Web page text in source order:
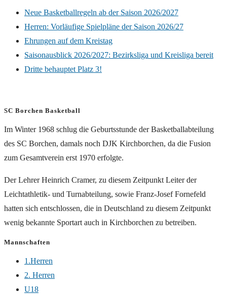
Neue Basketballregeln ab der Saison 2026/2027
Herren: Vorläufige Spielpläne der Saison 2026/27
Ehrungen auf dem Kreistag
Saisonausblick 2026/2027: Bezirksliga und Kreisliga bereit
Dritte behauptet Platz 3!
SC Borchen Basketball
Im Winter 1968 schlug die Geburtsstunde der Basketballabteilung
des SC Borchen, damals noch DJK Kirchborchen, da die Fusion
zum Gesamtverein erst 1970 erfolgte.
Der Lehrer Heinrich Cramer, zu diesem Zeitpunkt Leiter der
Leichtathletik- und Turnabteilung, sowie Franz-Josef Fornefeld
hatten sich entschlossen, die in Deutschland zu diesem Zeitpunkt
wenig bekannte Sportart auch in Kirchborchen zu betreiben.
Mannschaften
1.Herren
2. Herren
U18